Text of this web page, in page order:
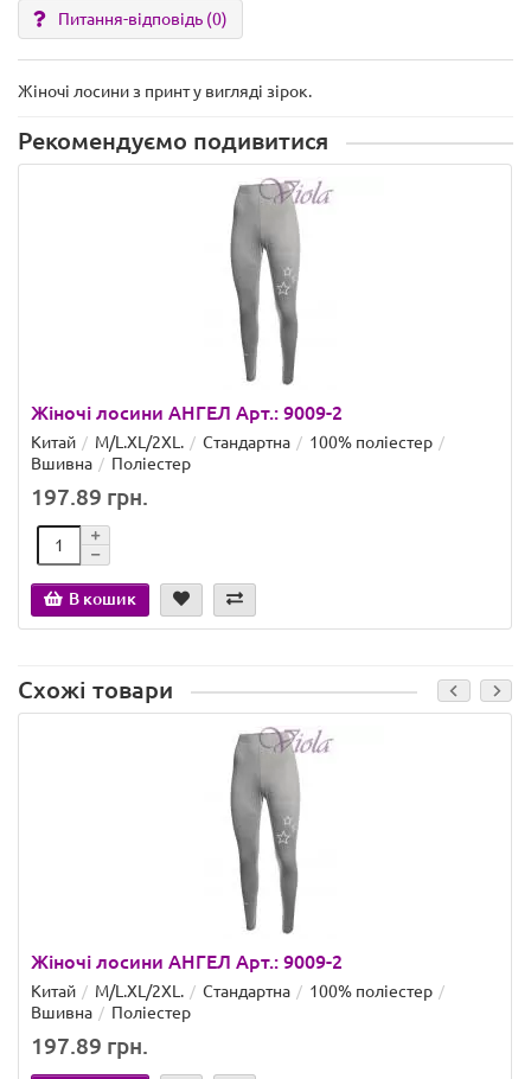
Питання-відповідь (0)
Жіночі лосини з принт у вигляді зірок.
Рекомендуємо подивитися
Жіночі лосини АНГЕЛ Арт.: 9009-2
Китай M/L.XL/2XL. Стандартна
100% поліестер
Вшивна
Поліестер
197.89 грн.
В кошик
Схожі товари
Жіночі лосини АНГЕЛ Арт.: 9009-2
Китай M/L.XL/2XL. Стандартна
100% поліестер
Вшивна
Поліестер
197.89 грн.